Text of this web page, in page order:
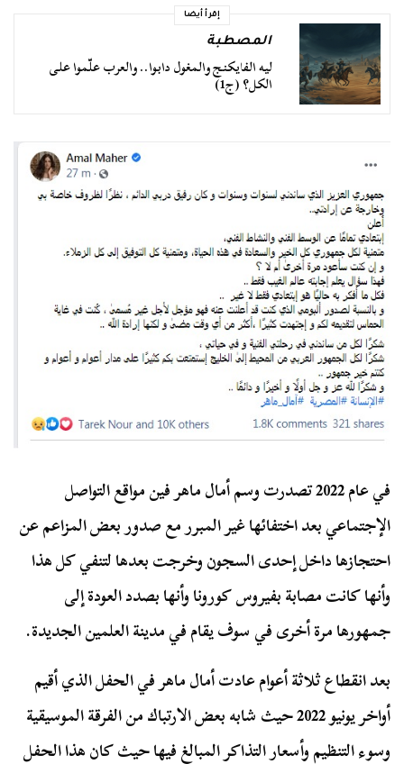
إقرأ أيضا
المصطبة
ليه الفايكنج والمغول دابوا.. والعرب علّموا على
الكل؟ (ج1)
في عام 2022 تصدرت وسم أمال ماهر فين مواقع التواصل
الإجتماعي بعد اختفائها غير المبرر مع صدور بعض المزاعم عن
احتجازها داخل إحدى السجون وخرجت بعدها لتنفي كل هذا
وأنها كانت مصابة بفيروس كورونا وأنها بصدد العودة إلى
جمهورها مرة أخرى في سوف يقام في مدينة العلمين الجديدة.
بعد انقطاع ثلاثة أعوام عادت أمال ماهر في الحفل الذي أقيم
أواخر يونيو 2022 حيث شابه بعض الارتباك من الفرقة الموسيقية
وسوء التنظيم وأسعار التذاكر المبالغ فيها حيث كان هذا الحفل